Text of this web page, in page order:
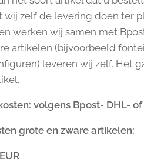
wij zelf de levering doen ter
werken wij samen met
artikelen (bijvoorbeeld
leveren wij zelf. Het
volgens Bpost- DHL-
grote en zware artikelen: